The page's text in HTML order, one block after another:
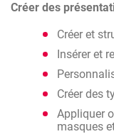
Créer des
Créer et
Insérer et
Créer des
Appliquer
masques